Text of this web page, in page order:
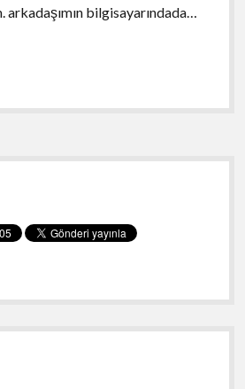
arkadaşımın bilgisayarındada…